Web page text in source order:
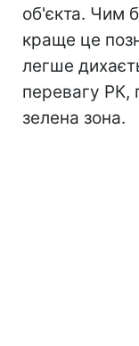
об'єкта. Чим
краще це
легше
перевагу РК,
зелена зона.